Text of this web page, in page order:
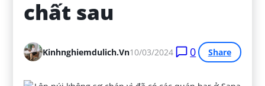
chất sau
Kinhnghiemdulich.vn10/03/2024 0 Share